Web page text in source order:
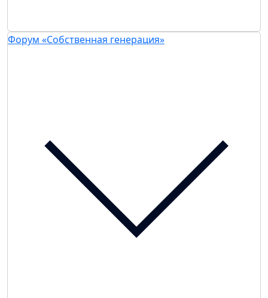
Форум «Собственная генерация»